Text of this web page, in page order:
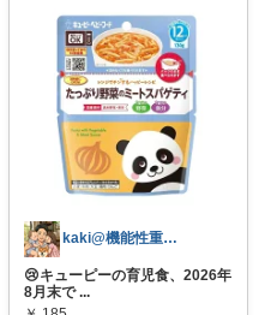
kaki@機能性重視パパ
😢キューピーの育児食、2026年
8月末で...